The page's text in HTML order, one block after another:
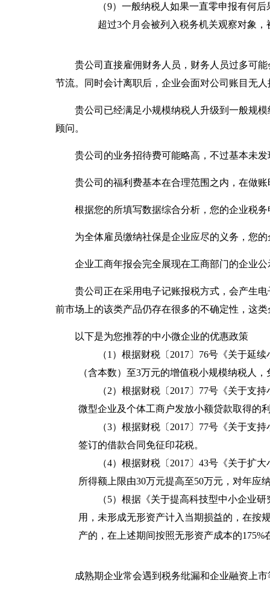
（9）一般纳税人如果一直零申报有何后
超过3个月会被列入税务机关观察对象，
贵公司直接雇佣财务人员，财务人员过多可
节流。同时会计离职后，企业会面对公司账目无
贵公司已经满足小规模纳税人升级到一般规
顾问。
贵公司的业务招待费可能略高，不过基本未
贵公司的福利费基本在合理范围之内，在做
根据您的所填写数据综合分析，您的企业税
为全体雇员缴纳社保是企业应尽的义务，您
企业工商年报会完全展现在工商部门的企业
贵公司正在采用电子记账报税方式，会产生
前市场上的该类产品仍存在很多的不确定性，这
以下是为您推荐的中小微企业的优惠政策
（1）根据财税〔2017〕76号《关于延
（含本数）至3万元的增值税小规模纳税人，
（2）根据财税〔2017〕77号《关于支
微型企业及个体工商户发放小额贷款取得的
（3）根据财税〔2017〕77号《关于支
签订的借款合同免征印花税。
（4）根据财税〔2017〕43号《关于扩
所得额上限由30万元提高至50万元，对年应
（5）根据《关于提高科技型中小企业
用，未形成无形资产计入当期损益的，在按
产的，在上述期间按照无形资产成本的175%
成熟期企业常会遇到税务纰漏和企业融资上市